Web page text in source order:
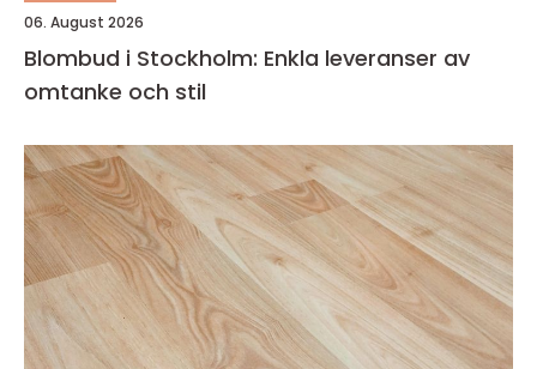
06. August 2026
Blombud i Stockholm: Enkla leveranser av
omtanke och stil